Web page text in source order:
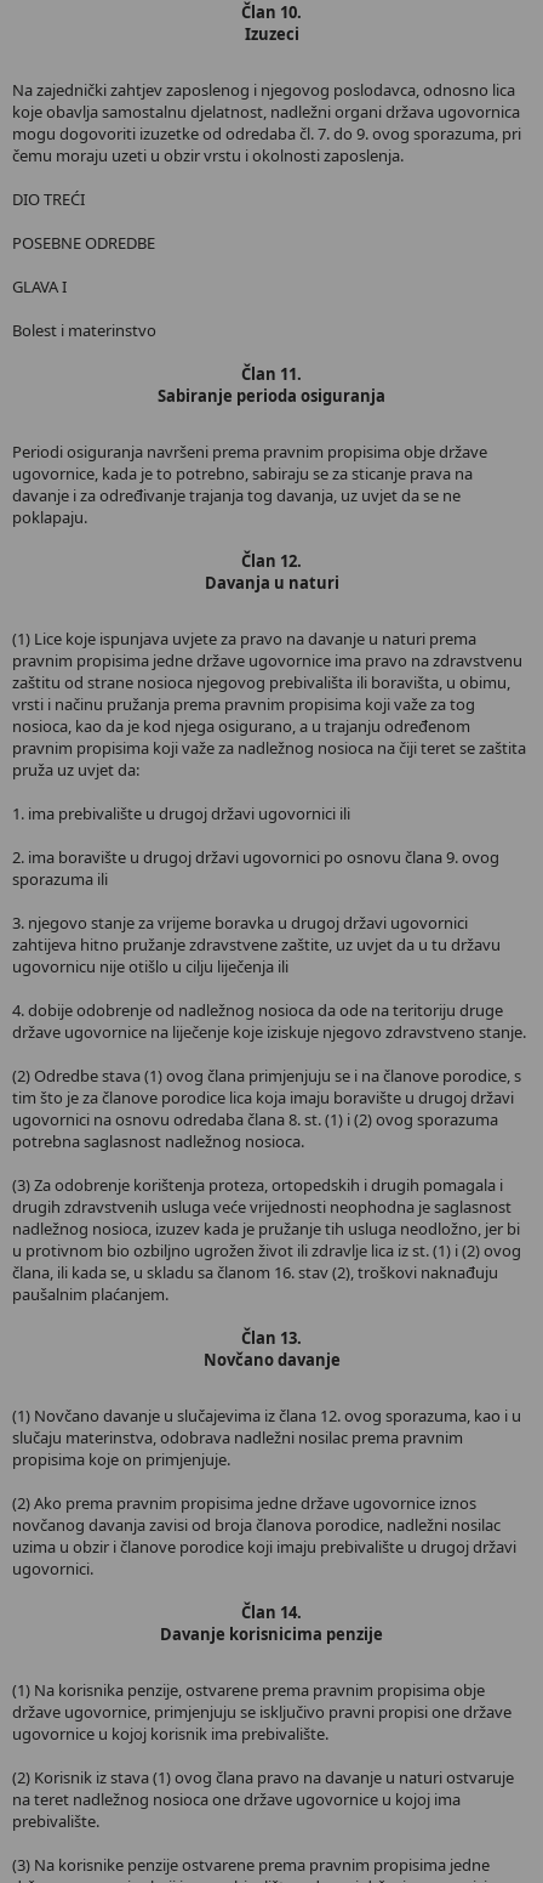
Član 10.
Izuzeci
Na zajednički zahtjev zaposlenog i njegovog poslodavca, odnosno lica
koje obavlja samostalnu djelatnost, nadležni organi država ugovornica
mogu dogovoriti izuzetke od odredaba čl. 7. do 9. ovog sporazuma, pri
čemu moraju uzeti u obzir vrstu i okolnosti zaposlenja.
DIO TREĆI
POSEBNE ODREDBE
GLAVA I
Bolest i materinstvo
Član 11.
Sabiranje perioda osiguranja
Periodi osiguranja navršeni prema pravnim propisima obje države
ugovornice, kada je to potrebno, sabiraju se za sticanje prava na
davanje i za određivanje trajanja tog davanja, uz uvjet da se ne
poklapaju.
Član 12.
Davanja u naturi
(1) Lice koje ispunjava uvjete za pravo na davanje u naturi prema
pravnim propisima jedne države ugovornice ima pravo na zdravstvenu
zaštitu od strane nosioca njegovog prebivališta ili boravišta, u obimu,
vrsti i načinu pružanja prema pravnim propisima koji važe za tog
nosioca, kao da je kod njega osigurano, a u trajanju određenom
pravnim propisima koji važe za nadležnog nosioca na čiji teret se zaštita
pruža uz uvjet da:
1. ima prebivalište u drugoj državi ugovornici ili
2. ima boravište u drugoj državi ugovornici po osnovu člana 9. ovog
sporazuma ili
3. njegovo stanje za vrijeme boravka u drugoj državi ugovornici
zahtijeva hitno pružanje zdravstvene zaštite, uz uvjet da u tu državu
ugovornicu nije otišlo u cilju liječenja ili
4. dobije odobrenje od nadležnog nosioca da ode na teritoriju druge
države ugovornice na liječenje koje iziskuje njegovo zdravstveno stanje.
(2) Odredbe stava (1) ovog člana primjenjuju se i na članove porodice, s
tim što je za članove porodice lica koja imaju boravište u drugoj državi
ugovornici na osnovu odredaba člana 8. st. (1) i (2) ovog sporazuma
potrebna saglasnost nadležnog nosioca.
(3) Za odobrenje korištenja proteza, ortopedskih i drugih pomagala i
drugih zdravstvenih usluga veće vrijednosti neophodna je saglasnost
nadležnog nosioca, izuzev kada je pružanje tih usluga neodložno, jer bi
u protivnom bio ozbiljno ugrožen život ili zdravlje lica iz st. (1) i (2) ovog
člana, ili kada se, u skladu sa članom 16. stav (2), troškovi naknađuju
paušalnim plaćanjem.
Član 13.
Novčano davanje
(1) Novčano davanje u slučajevima iz člana 12. ovog sporazuma, kao i u
slučaju materinstva, odobrava nadležni nosilac prema pravnim
propisima koje on primjenjuje.
(2) Ako prema pravnim propisima jedne države ugovornice iznos
novčanog davanja zavisi od broja članova porodice, nadležni nosilac
uzima u obzir i članove porodice koji imaju prebivalište u drugoj državi
ugovornici.
Član 14.
Davanje korisnicima penzije
(1) Na korisnika penzije, ostvarene prema pravnim propisima obje
države ugovornice, primjenjuju se isključivo pravni propisi one države
ugovornice u kojoj korisnik ima prebivalište.
(2) Korisnik iz stava (1) ovog člana pravo na davanje u naturi ostvaruje
na teret nadležnog nosioca one države ugovornice u kojoj ima
prebivalište.
(3) Na korisnike penzije ostvarene prema pravnim propisima jedne